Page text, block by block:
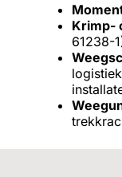
Krimp-
61238-